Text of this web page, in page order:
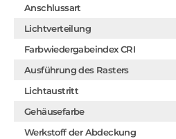
Anschlussart
Lichtverteilung
Farbwiedergabeindex CRI
Ausführung des Rasters
Lichtaustritt
Gehäusefarbe
Werkstoff der Abdeckung